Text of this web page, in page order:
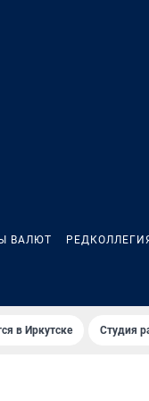
ВАЛЮТ
в Иркутске Студия